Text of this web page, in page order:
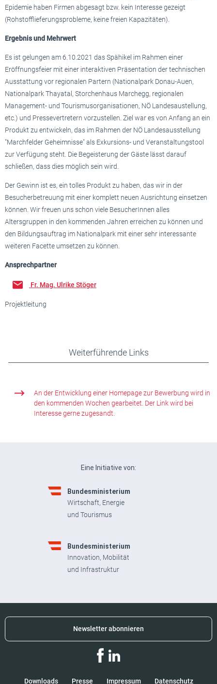
Epidemie haben Firmen abgesagt bzw. kein Interesse gezeigt
(Rohstofflieferungsprobleme, keine freien Kapazitäten).
Ergebnis und Mehrwert
Es ist gelungen am 6.10.2021 das Spähikel im Rahmen einer
Eröffnungsfeier mit einer interaktiven Präsentation der technischen
Ausstattung vor regionalen Partern (Nationalpark Donau-Auen,
Nationalpark Thayatal, Storchenhaus Marchegg, regionalen
Management- und Tourismusorganisationen, NÖ Landesaustellung,
etc.) und Pressevertretern vorzustellen. Ziel war es von Anfang an ein
Produkt zu entwickeln, das im Rahmen der NÖ Landesausstellung
"Marchfelder Geheimnisse" als Exkursions- und Veranstaltungstool
zur Verfügung steht. Die Begeisterung der Gäste lässt darauf
schließen, dass dies möglich sein wird.
Der Gewinn ist es, ein tolles Produkt zu haben, das wir in der
Besucherbetreuung mit einer komplett neuen Ausrichtung einsetzen
können. Wir freuen uns schon viele BesucherInnen alles
Altersgruppen in den kommenden Jahren erreichen zu können und
den Bildungsauftrag im Nationalpark mit einer sehr interessante
weiteren Facette umsetzen zu können.
Ansprechpartner
Fr. Mag. Ulrike Stöger
Projektleitung
Weiterführende Links
An der Entwicklung einer Homepage zur Bewerbung wird in
den kommenden Wochen gearbeitet. Der Link wird bei
Interesse gerne zugesandt.
Eine Initiative von:
Bundesministerium
Wirtschaft, Energie
und Tourismus
Bundesministerium
Innovation, Mobilität
und Infrastruktur
Newsletter abonnieren
Downloads Presse Impressum Datenschutz